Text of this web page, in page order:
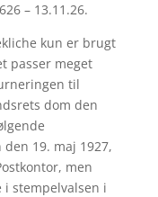
– 13.11.26.
kun er brugt
passer meget
til
dom den
19. maj 1927,
men
stempelvalsen i